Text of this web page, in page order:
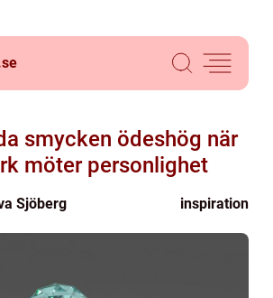
se
smycken ödeshög när
möter personlighet
Sjöberg inspiration